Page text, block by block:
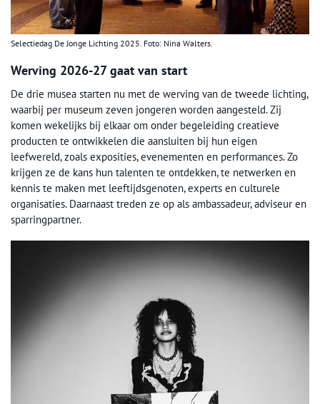
Selectiedag De Jonge Lichting 2025. Foto: Nina Walters.
Werving 2026-27 gaat van start
De drie musea starten nu met de werving van de tweede lichting,
waarbij per museum zeven jongeren worden aangesteld. Zij
komen wekelijks bij elkaar om onder begeleiding creatieve
producten te ontwikkelen die aansluiten bij hun eigen
leefwereld, zoals exposities, evenementen en performances. Zo
krijgen ze de kans hun talenten te ontdekken, te netwerken en
kennis te maken met leeftijdsgenoten, experts en culturele
organisaties. Daarnaast treden ze op als ambassadeur, adviseur en
sparringpartner.